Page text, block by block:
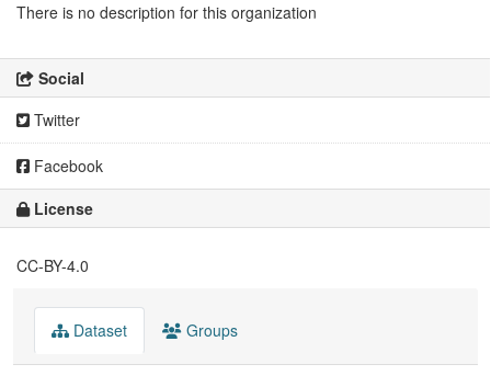
There is no description for this organization
Social
Twitter
Facebook
License
CC-BY-4.0
Dataset Groups